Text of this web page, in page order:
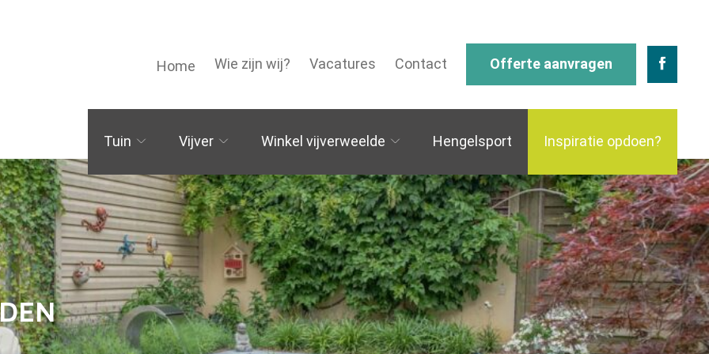
Home Wie zijn wij? Vacatures Contact Offerte aanvragen
Tuin Vijver Winkel vijverweelde Hengelsport Inspiratie opdoen?